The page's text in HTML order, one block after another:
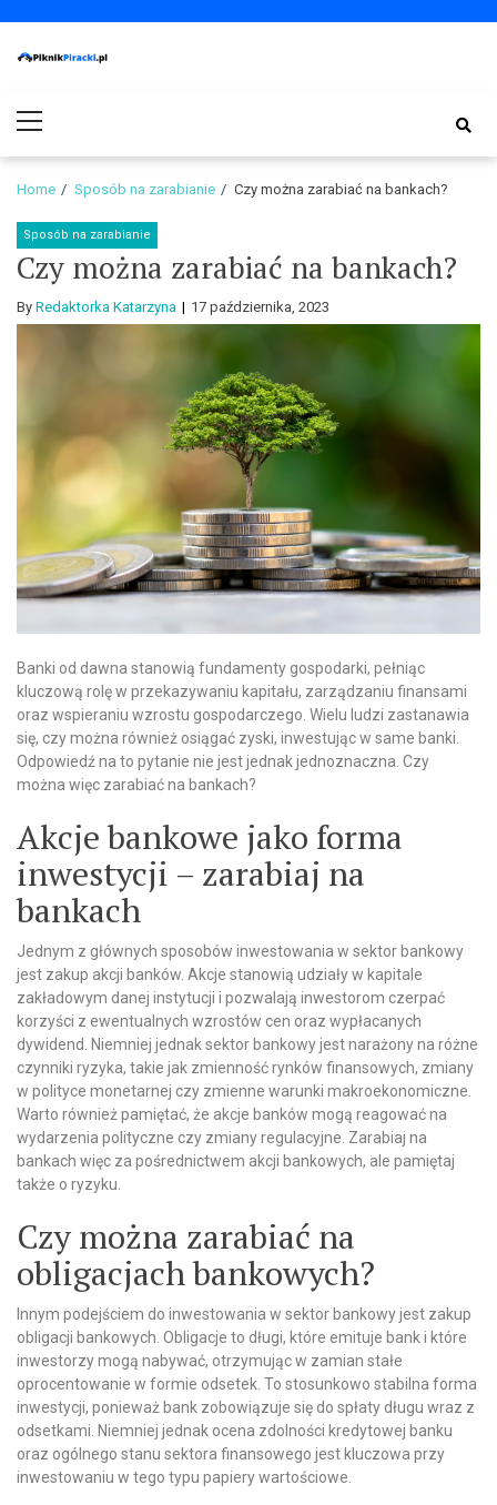
navigation
content
Menu
Home Sposób na zarabianie Czy można zarabiać na bankach?
Sposób na zarabianie
Czy można zarabiać na bankach?
By Redaktorka Katarzyna 17 października, 2023
Banki od dawna stanowią fundamenty gospodarki, pełniąc
kluczową rolę w przekazywaniu kapitału, zarządzaniu finansami
oraz wspieraniu wzrostu gospodarczego. Wielu ludzi zastanawia
się, czy można również osiągać zyski, inwestując w same banki.
Odpowiedź na to pytanie nie jest jednak jednoznaczna. Czy
można więc zarabiać na bankach?
Akcje bankowe jako forma
inwestycji – zarabiaj na
bankach
Jednym z głównych sposobów inwestowania w sektor bankowy
jest zakup akcji banków. Akcje stanowią udziały w kapitale
zakładowym danej instytucji i pozwalają inwestorom czerpać
korzyści z ewentualnych wzrostów cen oraz wypłacanych
dywidend. Niemniej jednak sektor bankowy jest narażony na różne
czynniki ryzyka, takie jak zmienność rynków finansowych, zmiany
w polityce monetarnej czy zmienne warunki makroekonomiczne.
Warto również pamiętać, że akcje banków mogą reagować na
wydarzenia polityczne czy zmiany regulacyjne. Zarabiaj na
bankach więc za pośrednictwem akcji bankowych, ale pamiętaj
także o ryzyku.
Czy można zarabiać na
obligacjach bankowych?
Innym podejściem do inwestowania w sektor bankowy jest zakup
obligacji bankowych. Obligacje to długi, które emituje bank i które
inwestorzy mogą nabywać, otrzymując w zamian stałe
oprocentowanie w formie odsetek. To stosunkowo stabilna forma
inwestycji, ponieważ bank zobowiązuje się do spłaty długu wraz z
odsetkami. Niemniej jednak ocena zdolności kredytowej banku
oraz ogólnego stanu sektora finansowego jest kluczowa przy
inwestowaniu w tego typu papiery wartościowe.